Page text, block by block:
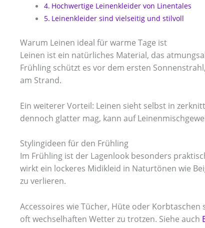
Hochwertige Leinenkleider von Linentales
Leinenkleider sind vielseitig und stilvoll
Warum Leinen ideal für warme Tage ist
Leinen ist ein natürliches Material, das
Frühling schützt es vor dem ersten
am Strand.
Ein weiterer Vorteil: Leinen sieht selbst in
dennoch glatter mag, kann auf
Stylingideen für den Frühling
Im Frühling ist der Lagenlook besonders
wirkt ein lockeres Midikleid in Naturtönen wie
zu verlieren.
Accessoires wie Tücher, Hüte oder Korbtaschen
oft wechselhaften Wetter zu trotzen. Siehe auch